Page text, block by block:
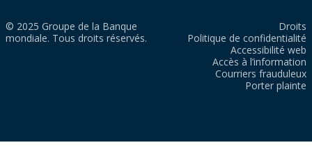
© 2025 Groupe de la Banque
mondiale. Tous droits réservés.
Droits
Politique de confidentialité
Accessibilité web
Accès à l’information
Courriers frauduleux
Porter plainte